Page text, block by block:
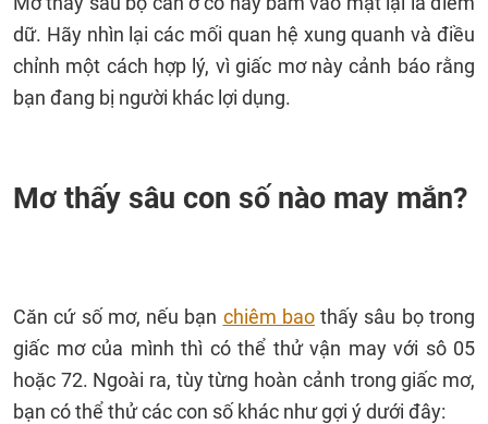
dữ. Hãy nhìn lại các mối quan hệ xung quanh và điều
chỉnh một cách hợp lý, vì giấc mơ này cảnh báo rằng
bạn đang bị người khác lợi dụng.
Mơ thấy sâu con số nào may mắn?
Căn cứ số mơ, nếu bạn chiêm baothấy sâu bọ trong
giấc mơ của mình thì có thể thử vận may với sô 05
hoặc 72. Ngoài ra, tùy từng hoàn cảnh trong giấc mơ,
bạn có thể thử các con số khác như gợi ý dưới đây: